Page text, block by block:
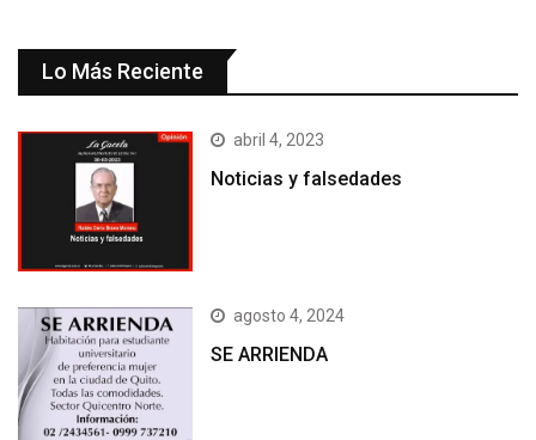
Lo Más Reciente
abril 4, 2023
Noticias y falsedades
agosto 4, 2024
SE ARRIENDA